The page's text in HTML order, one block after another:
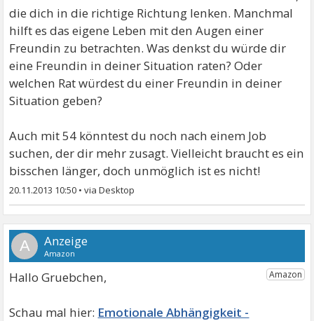
die dich in die richtige Richtung lenken. Manchmal
hilft es das eigene Leben mit den Augen einer
Freundin zu betrachten. Was denkst du würde dir
eine Freundin in deiner Situation raten? Oder
welchen Rat würdest du einer Freundin in deiner
Situation geben?
Auch mit 54 könntest du noch nach einem Job
suchen, der dir mehr zusagt. Vielleicht braucht es ein
bisschen länger, doch unmöglich ist es nicht!
20.11.2013 10:50 •
A
Hallo Gruebchen,
Emotionale Abhängigkeit -